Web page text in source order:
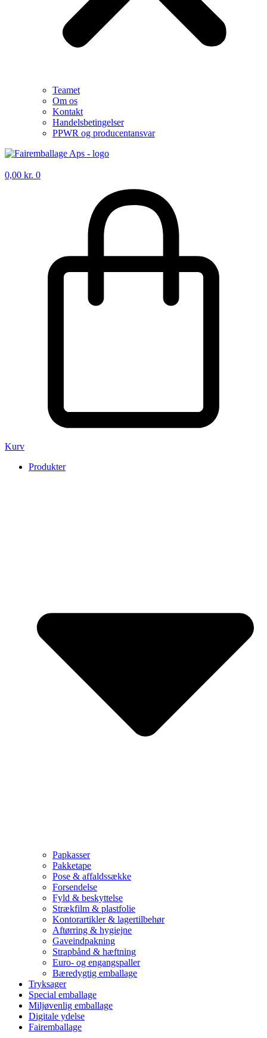
Teamet
Om os
Kontakt
Handelsbetingelser
PPWR og producentansvar
0,00 kr. 0
Kurv
Produkter
Papkasser
Pakketape
Pose & affaldssække
Forsendelse
Fyld & beskyttelse
Strækfilm & plastfolie
Kontorartikler & lagertilbehør
Aftørring & hygiejne
Gaveindpakning
Strapbånd & hæftning
Euro- og engangspaller
Bæredygtig emballage
Tryksager
Special emballage
Miljøvenlig emballage
Digitale ydelse
Fairemballage